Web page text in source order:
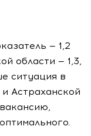
— 1,2
области — 1,3,
ситуация в
Астраханской